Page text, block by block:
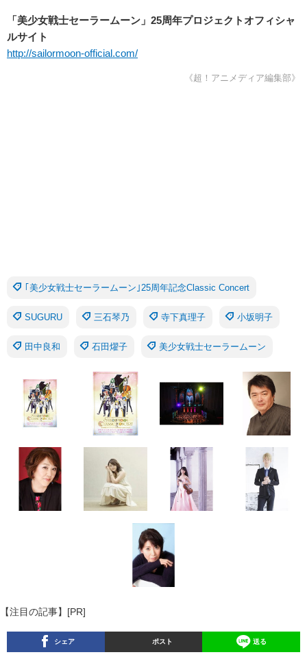
「美少女戦士セーラームーン」25周年プロジェクトオフィシャ
ルサイト
http://sailormoon-official.com/
《超！アニメディア編集部》
｢美少女戦士セーラームーン｣25周年記念Classic Concert
SUGURU 三石琴乃 寺下真理子 小坂明子
田中良和 石田燿子 美少女戦士セーラームーン
【注目の記事】[PR]
シェア ポスト 送る